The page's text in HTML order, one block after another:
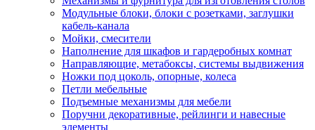
Модульные блоки, блоки с розетками, заглушки
кабель-канала
Мойки, смесители
Наполнение для шкафов и гардеробных комнат
Направляющие, метабоксы, системы выдвижения
Ножки под цоколь, опорные, колеса
Петли мебельные
Подъемные механизмы для мебели
Поручни декоративные, рейлинги и навесные
элементы